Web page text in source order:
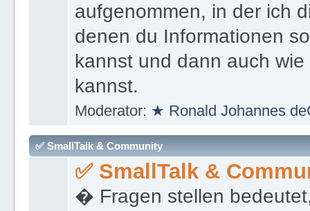
gerade nutzt. Ich habe
aufgenommen, in der ich
denen du Informationen
kannst und dann auch
kannst.
Moderator:★ Ronald Johannes
✅ SmallTalk & Community
✅ SmallTalk &